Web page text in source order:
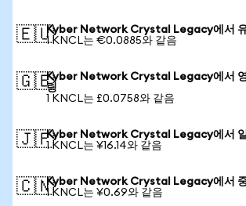
🇪🇺Kyber Network Crystal Legacy에서
1 KNCL는 €0.0885와 같음
🇬🇧Kyber Network Crystal Legacy에서 영
링
1 KNCL는 £0.0758와 같음
🇯🇵Kyber Network Crystal Legacy에서
1 KNCL는 ¥16.14와 같음
🇨🇳Kyber Network Crystal Legacy에서
1 KNCL는 ¥0.69와 같음